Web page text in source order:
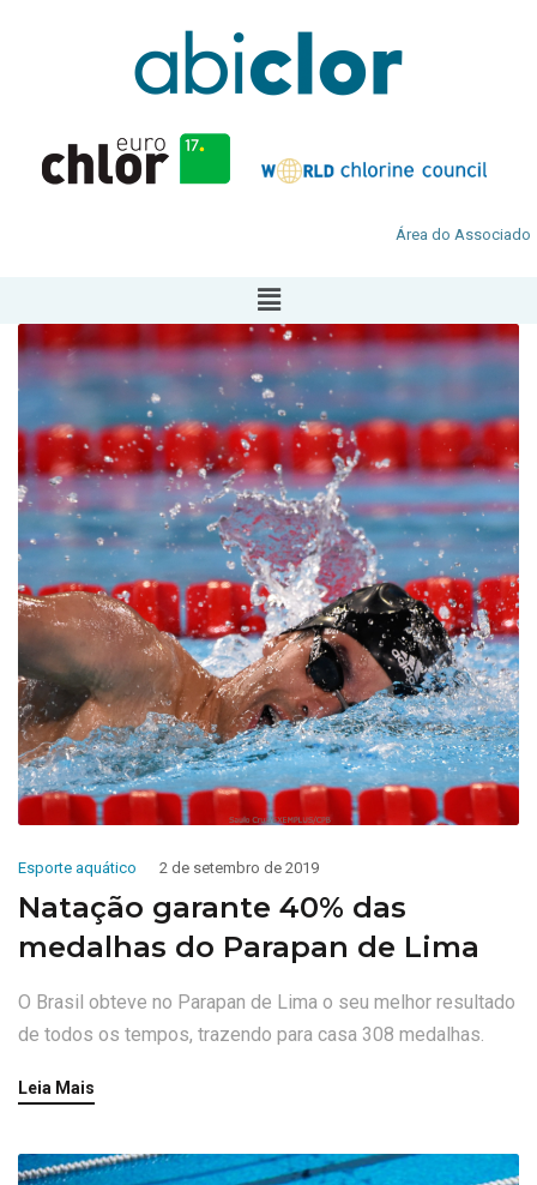
Área do Associado
Esporte aquático 2 de setembro de 2019
Natação garante 40% das
medalhas do Parapan de Lima
O Brasil obteve no Parapan de Lima o seu melhor resultado
de todos os tempos, trazendo para casa 308 medalhas.
Leia Mais